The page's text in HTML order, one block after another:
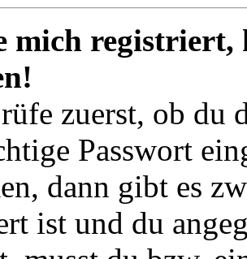
mich
zuerst, ob du
Passwort
dann gibt es
ist und du